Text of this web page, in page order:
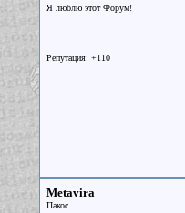
Я люблю этот Форум!
Репутация: +110
Metavira
Пакос